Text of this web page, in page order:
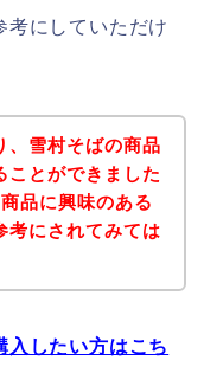
考にしていただけ
、雪村そばの商品
ことができました
品に興味のある
考にされてみては
入したい方はこち